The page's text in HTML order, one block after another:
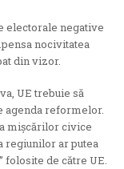
electorale negative
nocivitatea
din vizor.
UE trebuie să
agenda reformelor.
mișcărilor civice
regiunilor ar putea
folosite de către UE.